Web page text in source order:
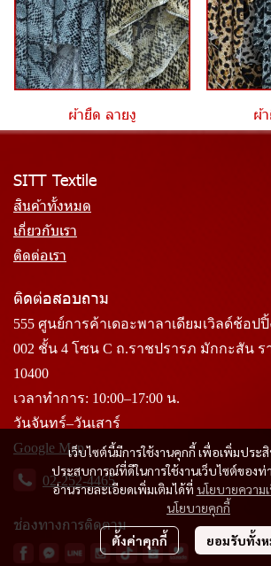
ผ้ายืด ลายงู ผ้
เว็บไซต์นี้มีการใช้งานคุกกี้ เพื่อเพิ่มประ
ประสบการณ์ที่ดีในการใช้งานเว็บไซต์ของท่
อ่านรายละเอียดเพิ่มเติมได้ที่ นโยบายความ
นโยบายคุกกี้
ตั้งค่าคุกกี้ ยอมรับทั้ง
SITT Textile
สินค้าทั้งหมด
เกี่ยวกับเรา
ติดต่อเรา
ติดต่อสอบถาม
555 ศูนย์การค้าเดอะพาลาเดียมเวิลด์ช้อป
002 ชั้น 4 โซน C ถ.ราชปรารภ มักกะสัน ร
10400
เวลาทำการ: 10:00–17:00 น.
วันจันทร์–วันเสาร์
Google Map
02-252-4465
ช่องทางการติดตาม